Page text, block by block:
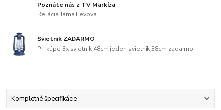
Poznáte nás z TV Markíza
Relácia Jama Levova
Svietnik ZADARMO
Pri kúpe 3x svietnik 48cm jeden svietnik 38cm zadarmo
Kompletné špecifikácie